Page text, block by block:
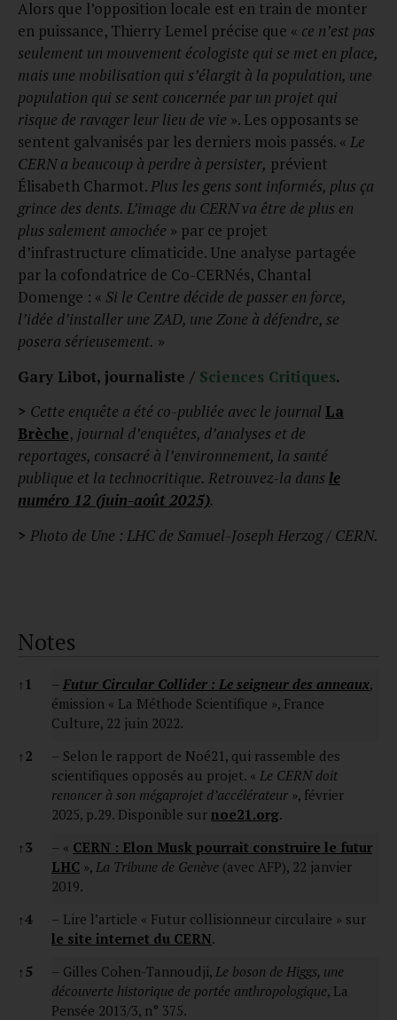
Alors que l’opposition locale est en train de monter
en puissance, Thierry Lemel précise que « ce n’est pas
seulement un mouvement écologiste qui se met en place,
mais une mobilisation qui s’élargit à la population, une
population qui se sent concernée par un projet qui
risque de ravager leur lieu de vie ». Les opposants se
sentent galvanisés par les derniers mois passés. « Le
CERN a beaucoup à perdre à persister, prévient
Élisabeth Charmot.Plus les gens sont informés, plus ça
grince des dents. L’image du CERN va être de plus en
plus salement amochée » par ce projet
d’infrastructure climaticide. Une analyse partagée
par la cofondatrice de Co-CERNés, Chantal
Domenge : « Si le Centre décide de passer en force,
l’idée d’installer une ZAD, une Zone à défendre, se
posera sérieusement. »
Gary Libot, journaliste / Sciences Critiques.
> Cette enquête a été co-publiée avec le journal La
Brèche, journal d’enquêtes, d’analyses et de
reportages, consacré à l’environnement, la santé
publique et la technocritique. Retrouvez-la dans le
numéro 12 (juin-août 2025).
> Photo de Une : LHC de Samuel-Joseph Herzog / CERN.
Notes
Notes
↑ 1 – Futur Circular Collider : Le seigneur des anneaux,
émission « La Méthode Scientifique », France
Culture, 22 juin 2022.
↑ 2
– Selon le rapport de Noé21, qui rassemble des
scientifiques opposés au projet. « Le CERN doit
renoncer à son mégaprojet d’accélérateur », février
2025, p.29. Disponible sur noe21.org.
↑ 3 – « CERN : Elon Musk pourrait construire le futur
LHC », La Tribune de Genève (avec AFP), 22 janvier
2019.
↑4
– Lire l’article « Futur collisionneur circulaire » sur
le site internet du CERN.
↑ 5 – Gilles Cohen-Tannoudji, Le boson de Higgs, une
découverte historique de portée anthropologique, La
Pensée 2013/3, n° 375.